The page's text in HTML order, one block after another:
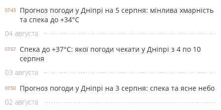
07:43
Прогноз погоди у Дніпрі на 5 серпня: мінлива хмарність
та спека до +34°С
04 августа
07:57
Спека до +37°С: якої погоди чекати у Дніпрі з 4 по 10
серпня
03 августа
07:50
Прогноз погоди у Дніпрі на 3 серпня: спека та ясне небо
02 августа